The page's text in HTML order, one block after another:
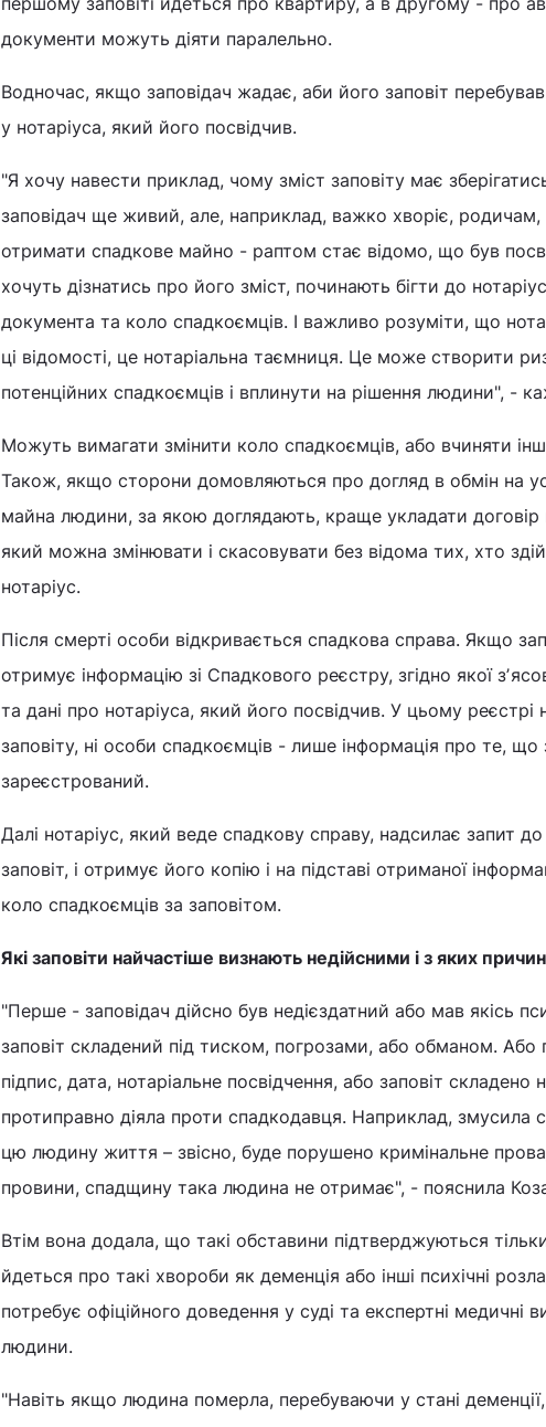
першому заповіті йдеться про квартиру, а в другому - про
документи можуть діяти паралельно.
Водночас, якщо заповідач жадає, аби його заповіт перебував
у нотаріуса, який його посвідчив.
"Я хочу навести приклад, чому зміст заповіту має
заповідач ще живий, але, наприклад, важко хворіє, родичам,
отримати спадкове майно - раптом стає відомо, що був
хочуть дізнатись про його зміст, починають бігти до
документа та коло спадкоємців. І важливо розуміти, що
ці відомості, це нотаріальна таємниця. Це може створити
потенційних спадкоємців і вплинути на рішення людини", -
Можуть вимагати змінити коло спадкоємців, або вчиняти
Також, якщо сторони домовляються про догляд в обмін на
майна людини, за якою доглядають, краще укладати договір
який можна змінювати і скасовувати без відома тих, хто
нотаріус.
Після смерті особи відкривається спадкова справа. Якщо
отримує інформацію зі Спадкового реєстру, згідно якої
та дані про нотаріуса, який його посвідчив. У цьому реєстрі
заповіту, ні особи спадкоємців - лише інформація про те, що
зареєстрований.
Далі нотаріус, який веде спадкову справу, надсилає запит
заповіт, і отримує його копію і на підставі отриманої
коло спадкоємців за заповітом.
Які заповіти найчастіше визнають недійсними і з яких
"Перше - заповідач дійсно був недієздатний або мав якісь
заповіт складений під тиском, погрозами, або обманом. Або
підпис, дата, нотаріальне посвідчення, або заповіт
протиправно діяла проти спадкодавця. Наприклад, змусила
цю людину життя – звісно, буде порушено кримінальне
провини, спадщину така людина не отримає", - пояснила
Втім вона додала, що такі обставини підтверджуються
йдеться про такі хвороби як деменція або інші психічні
потребує офіційного доведення у суді та експертні медичні
людини.
"Навіть якщо людина померла, перебуваючи у стані